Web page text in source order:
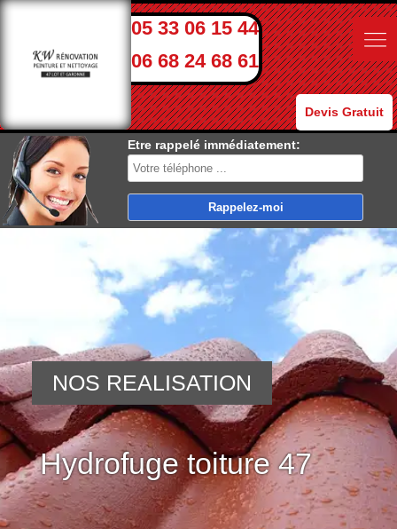
05 33 06 15 44
06 68 24 68 61
Devis Gratuit
Etre rappelé immédiatement:
Hydrofuge toiture 47
NOS REALISATION